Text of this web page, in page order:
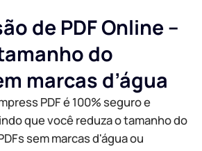
de PDF Online –
do
marcas d’água
PDF é 100% seguro e
que você reduza o tamanho do
sem marcas d'água ou